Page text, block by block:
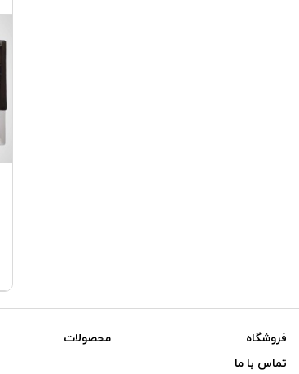
فروشگاه محصولات
تماس با ما